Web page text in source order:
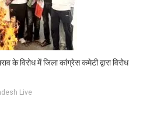
के विरोध में जिला कांग्रेस कमेटी द्वारा विरोध
Live